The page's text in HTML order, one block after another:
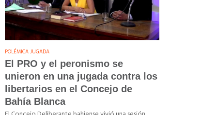
POLÉMICA JUGADA
El PRO y el peronismo se
unieron en una jugada contra los
libertarios en el Concejo de
Bahía Blanca